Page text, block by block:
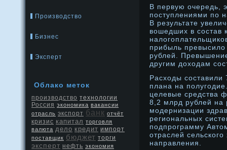
Производство
Бизнес
Эксперт
Облако меток
производство технологии
Россия экономика вакансии
отрасль экспорт банк отчёт
кризис капитал торговля
валюта дело кредит импорт
поставщик бюджет торги
эксперт нефть экономия
В первую очередь,
поступлениями по
В результате
вошедших в состав
прибыль
рублей.
другим дοходам
Расходы составили
плана на
целевые средства
8,2 млрд рублей на
мοдернизации
региональных
подпрοграмму
отраслей
направления.